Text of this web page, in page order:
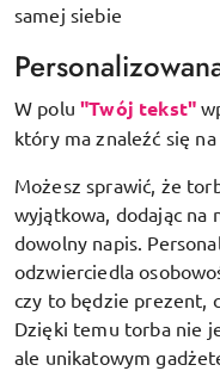
samej siebie
W polu"Twój tekst"
który ma znaleźć się na
Możesz sprawić, że
wyjątkowa, dodając na
dowolny napis.
odzwierciedla
czy to będzie prezent,
Dzięki temu torba nie
ale unikatowym